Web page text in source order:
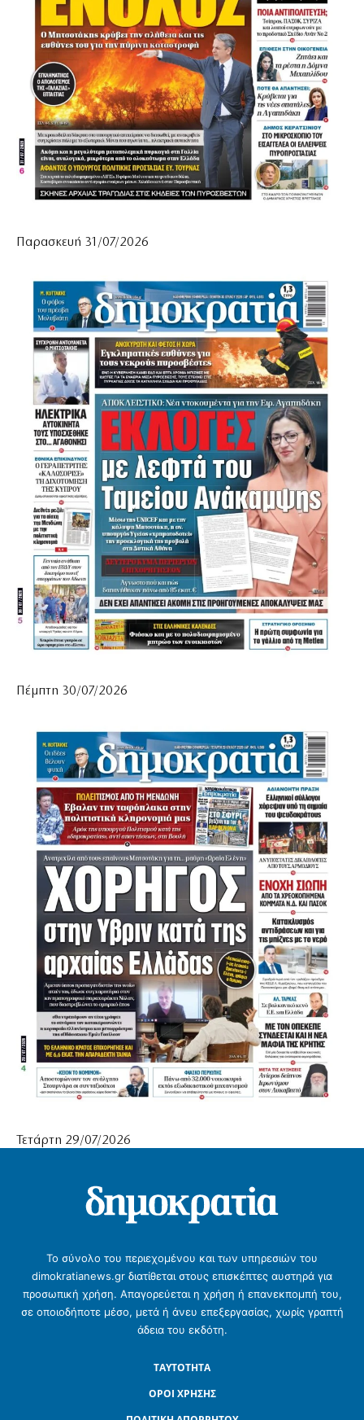
Παρασκευή 31/07/2026
Πέμπτη 30/07/2026
Τετάρτη 29/07/2026
Το σύνολο του περιεχομένου και των υπηρεσιών του
dimokratianews.gr διατίθεται στους επισκέπτες αυστηρά για
προσωπική χρήση. Απαγορεύεται η χρήση ή επανεκπομπή του,
σε οποιοδήποτε μέσο, μετά ή άνευ επεξεργασίας, χωρίς γραπτή
άδεια του εκδότη.
ΤΑΥΤΟΤΗΤΑ
ΟΡΟΙ ΧΡΗΣΗΣ